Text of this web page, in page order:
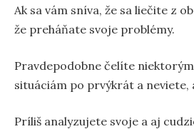
Ak sa vám sníva, že sa liečite z
že preháňate svoje problémy.
Pravdepodobne čelíte
situáciám po prvýkrát a neviete,
Príliš analyzujete svoje a aj